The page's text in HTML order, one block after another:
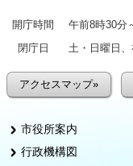
開庁時間
午前8時30分
閉庁日
土・日曜日、
アクセスマップ»
市役所案内
行政機構図